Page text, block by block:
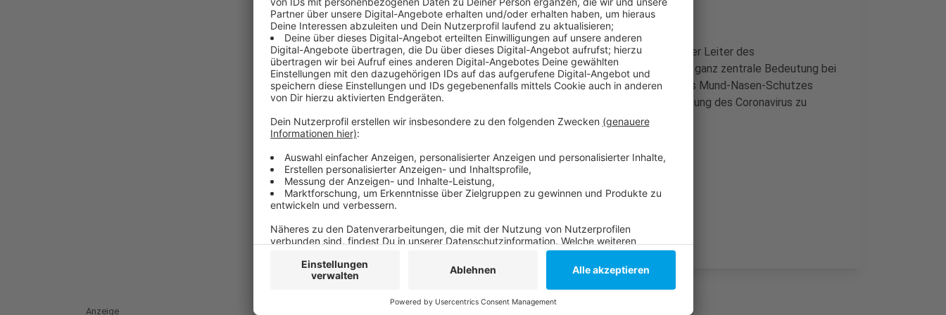
Das meldet soeben (02. Oktober, 16 Uhr) die Stadt Düsseldorf. Der Leiter des
Gesundheitsamtes sagt dazu: Der Mund-Nasen-Schutz habe eine ganz zentrale Bedeutung bei
der Verhinderung der Virusübertragung. Daher sei das Tragen eines Mund-Nasen-Schutzes
einer der wichtigsten und wirksamsten Bausteine, um die Ausbreitung des Coronavirus zu
verhindern.
Die ausführliche Meldung der Stadt dazu.
Anzeige
Anzeige